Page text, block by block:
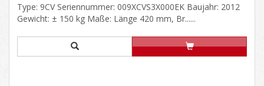
Type: 9CV Seriennummer: 009XCVS3X000EK Baujahr: 2012
Gewicht: ± 150 kg Maße: Länge 420 mm, Br......